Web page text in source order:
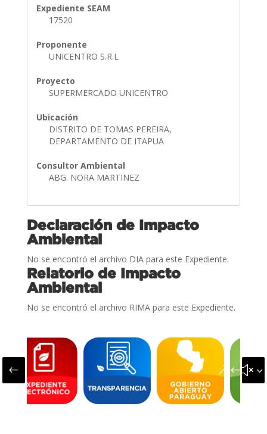
Expediente SEAM
17520
Proponente
UNICENTRO S.R.L
Proyecto
SUPERMERCADO UNICENTRO
Ubicación
DISTRITO DE TOMAS PEREIRA,
DEPARTAMENTO DE ITAPUA
Consultor Ambiental
ABG. NORA MARTINEZ
Declaración de Impacto
Ambiental
No se encontró el archivo DIA para este Expediente.
Relatorio de Impacto
Ambiental
No se encontró el archivo RIMA para este Expediente.
#